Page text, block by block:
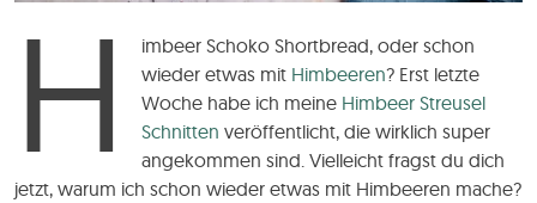
H
imbeer Schoko Shortbread, oder schon
wieder etwas mit Himbeeren? Erst letzte
Woche habe ich meine Himbeer Streusel
Schnitten veröffentlicht, die wirklich super
angekommen sind. Vielleicht fragst du dich
jetzt, warum ich schon wieder etwas mit Himbeeren mache?